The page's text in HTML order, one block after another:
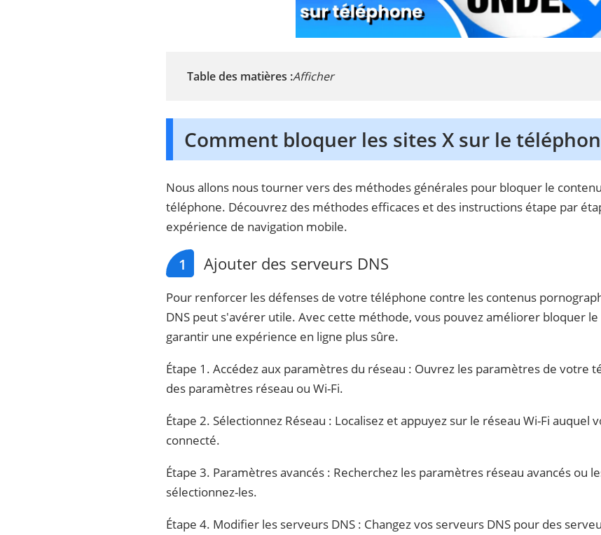
Table des matières :Afficher
Comment bloquer les sites X sur le
Nous allons nous tourner vers des méthodes générales pour bloquer le
téléphone. Découvrez des méthodes efficaces et des instructions étape par
expérience de navigation mobile.
1 Ajouter des serveurs DNS
Pour renforcer les défenses de votre téléphone contre les contenus
DNS peut s'avérer utile. Avec cette méthode, vous pouvez améliorer bloquer
garantir une expérience en ligne plus sûre.
Étape 1. Accédez aux paramètres du réseau : Ouvrez les paramètres de votre
des paramètres réseau ou Wi-Fi.
Étape 2. Sélectionnez Réseau : Localisez et appuyez sur le réseau Wi-Fi auquel
connecté.
Étape 3. Paramètres avancés : Recherchez les paramètres réseau avancés ou
sélectionnez-les.
Étape 4. Modifier les serveurs DNS : Changez vos serveurs DNS pour des